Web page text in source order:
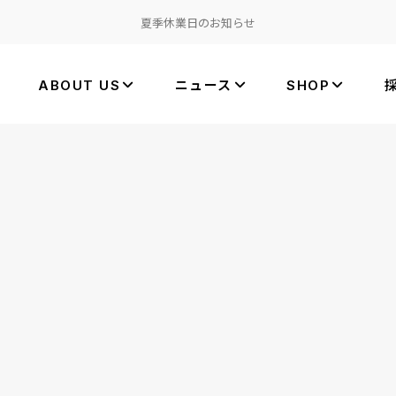
夏季休業日のお知らせ
ABOUT US ニュース SHOP